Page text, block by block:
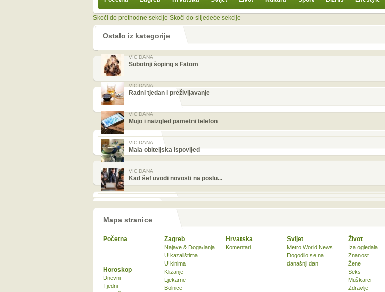
Skoči do prethodne sekcije Skoči do slijedeće sekcije
Ostalo iz kategorije
VIC DANA
Subotnji šoping s Fatom
VIC DANA
Radni tjedan i preživljavanje
VIC DANA
Mujo i naizgled pametni telefon
VIC DANA
Mala obiteljska ispovijed
VIC DANA
Kad šef uvodi novosti na poslu...
Mapa stranice
Početna Zagreb
Najave & Događanja
U kazalištima
U kinima
Klizanje
Ljekarne
Bolnice
Hrvatska
Komentari
Svijet
Metro World News
Dogodilo se na
današnji dan
Život
Iza ogledala
Znanost
Žene
Seks
Muškarci
Zdravlje
Horoskop
Dnevni
Tjedni